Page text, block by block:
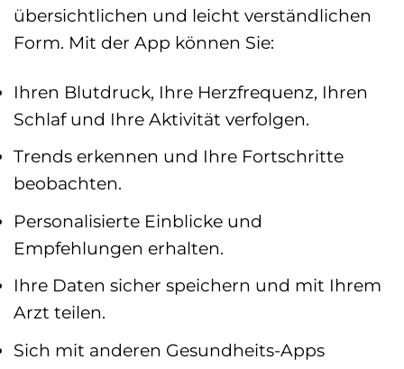
übersichtlichen und leicht verständlichen
Form. Mit der App können Sie:
Ihren Blutdruck, Ihre Herzfrequenz, Ihren
Schlaf und Ihre Aktivität verfolgen.
Trends erkennen und Ihre Fortschritte
beobachten.
Personalisierte Einblicke und
Empfehlungen erhalten.
Ihre Daten sicher speichern und mit Ihrem
Arzt teilen.
Sich mit anderen Gesundheits-Apps